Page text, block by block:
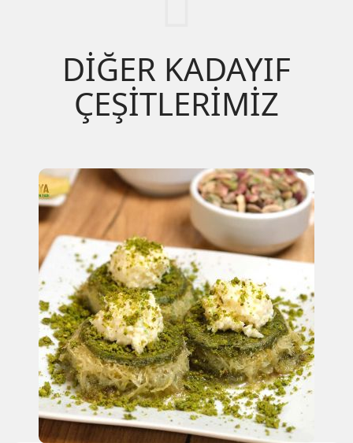
DİĞER KADAYIF
ÇEŞİTLERİMİZ